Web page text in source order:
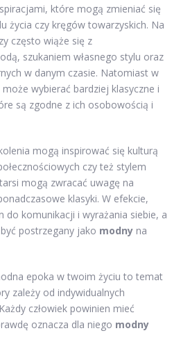
które mogą zmieniać się
życia czy kręgów towarzyskich. Na
często wiąże się z
szukaniem własnego stylu oraz
w danym czasie. Natomiast w
wybierać bardziej klasyczne i
są zgodne z ich osobowością i
mogą inspirować się kulturą
czy też stylem
mogą zwracać uwagę na
klasyki. W efekcie,
do komunikacji i wyrażania siebie, a
postrzegany jako modny na
epoka w twoim życiu to temat
zależy od indywidualnych
człowiek powinien mieć
oznacza dla niego modny